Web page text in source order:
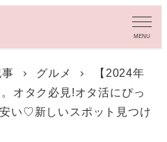
MENU
グルメ
【2024年
オタク必見!オタ活にぴっ
い♡新しいスポット見つけ